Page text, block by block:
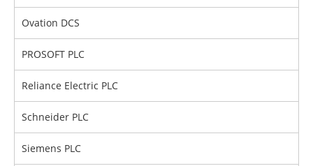
Ovation DCS
PROSOFT PLC
Reliance Electric PLC
Schneider PLC
Siemens PLC